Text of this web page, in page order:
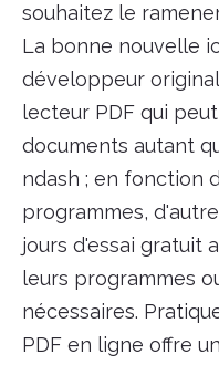
souhaitez le
La bonne nouvelle
développeur
lecteur PDF qui
documents autant
ndash ; en fonction
programmes,
jours d'essai gratuit
leurs programmes
nécessaires.
PDF en ligne offre